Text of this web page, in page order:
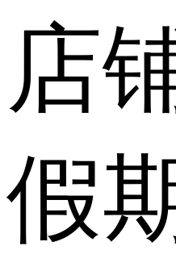
店
假